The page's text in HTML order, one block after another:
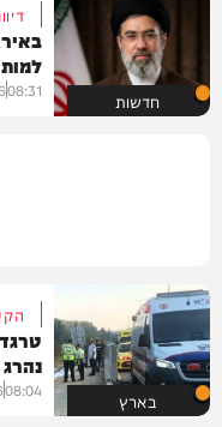
חדשות 08:31
בארץ 08:04